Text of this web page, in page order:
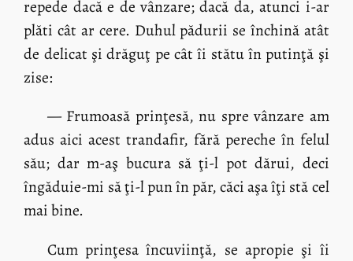
repede dacă e de vânzare; dacă da, atunci i-ar
plăti cât ar cere. Duhul pădurii se închină atât
de delicat şi drăguţ pe cât îi stătu în putinţă şi
zise:
— Frumoasă prinţesă, nu spre vânzare am
adus aici acest trandafir, fără pereche în felul
său; dar m-aş bucura să ţi-l pot dărui, deci
îngăduie-mi să ţi-l pun în păr, căci aşa îţi stă cel
mai bine.
Cum prinţesa încuviinţă, se apropie şi îi